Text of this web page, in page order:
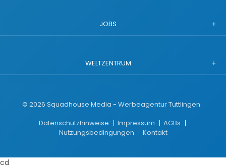
JOBS
WELTZENTRUM
© 2026 Squadhouse Media - Werbeagentur Tuttlingen
Datenschutzhinweise
Impressum
AGBs
Nutzungsbedingungen
Kontakt
cd